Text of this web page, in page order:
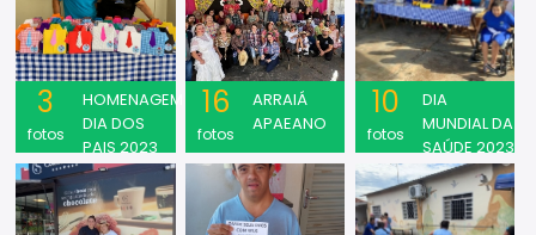
INICIA 2025
3
fotos
HOMENAGEM
DIA DOS
PAIS 2023
16
fotos
ARRAIÁ
APAEANO
10
fotos
DIA
MUNDIAL DA
SAÚDE 2023